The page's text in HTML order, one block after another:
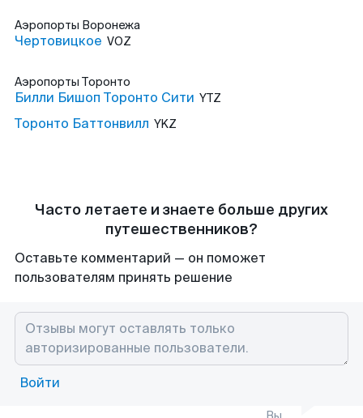
Аэропорты Воронежа
Чертовицкое VOZ
Аэропорты Торонто
Билли Бишоп Торонто Сити YTZ
Торонто Баттонвилл YKZ
Часто летаете и знаете больше других
путешественников?
Оставьте комментарий — он поможет
пользователям принять решение
Войти